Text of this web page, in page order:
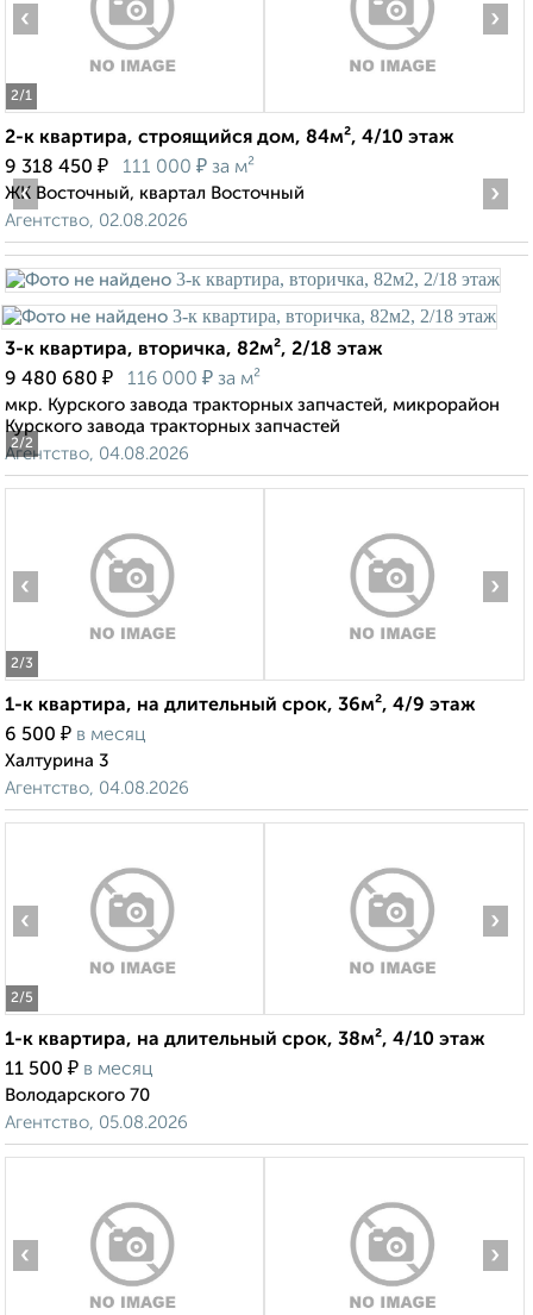
2/1
‹ ›
2-к квартира, строящийся дом, 84м², 4/10 этаж
9 318 450 ₽ 111 000 ₽ за м²
ЖК Восточный, квартал Восточный
Агентство, 02.08.2026
2/2
‹ ›
3-к квартира, вторичка, 82м², 2/18 этаж
9 480 680 ₽ 116 000 ₽ за м²
мкр. Курского завода тракторных запчастей, микрорайон
Курского завода тракторных запчастей
Агентство, 04.08.2026
2/3
‹ ›
1-к квартира, на длительный срок, 36м², 4/9 этаж
6 500 ₽ в месяц
Халтурина 3
Агентство, 04.08.2026
2/5
‹ ›
1-к квартира, на длительный срок, 38м², 4/10 этаж
11 500 ₽ в месяц
Володарского 70
Агентство, 05.08.2026
‹ ›